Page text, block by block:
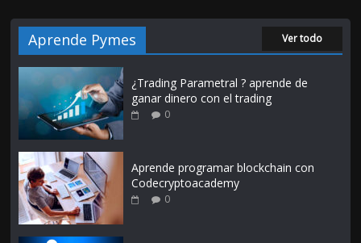
Aprende Pymes Ver todo
¿Trading Parametral ? aprende de
ganar dinero con el trading
0
Aprende programar blockchain con
Codecryptoacademy
0